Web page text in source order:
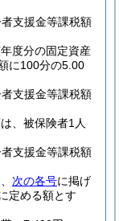
支援金等課税額
度分の固定資産
に100分の5.00
支援金等課税額
、被保険者1人
支援金等課税額
次の各号に掲げ
定める額とす